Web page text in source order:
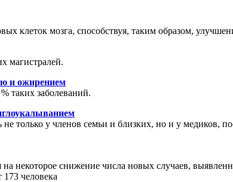
клеток мозга, способствуя, таким образом,
магистралей.
и ожирением
таких заболеваний.
только у членов семьи и близких, но и у медиков,
некоторое снижение числа новых случаев,
человека